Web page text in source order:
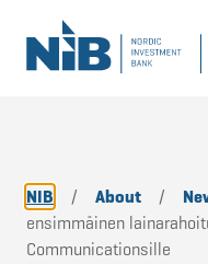
NIB / About /
ensimmäinen
Communicationsille